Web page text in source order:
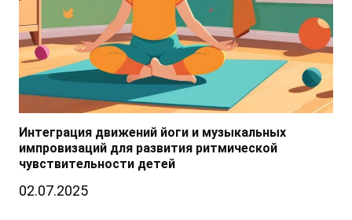
Интеграция движений йоги и музыкальных
импровизаций для развития ритмической
чувствительности детей
02.07.2025